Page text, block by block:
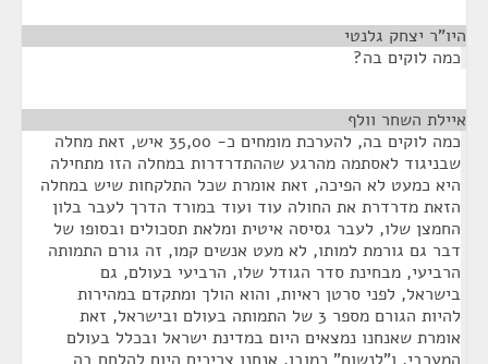
היו"ר יצחק גלנטי
כמה לוקים בה?
איילת השחר וולף
כמה לוקים בה, להערכת מומחים כ- 35,00 איש, זאת מחלה
שבניגוד לאסתמה מהרגע שההתדרדרות במחלה הזו מתחילה
היא כמעט לא הפיכה, זאת אומרת שכל התלקחות שיש במחלה
הזאת מדרדרת את החולה עוד ועוד במורד הדרך לעבר בלון
החמצן שלו, לעבר גסיסה איטית ומלאת תסכולים ובסופו של
דבר גם גורמת למותו, לא מעט אנשים קמו, זה גורם התמותה
הרביעי, מבחינת סדר הגודל שלו, הרביעי בעולם, גם
בישראל, לפני סרטן ראיות, והוא הולך ומתקדם במהירות
להיות הגורם מספר 3 של התמותה בעולם ובישראל, זאת
אומרת שאנחנו נמצאים היום במדינת ישראל ובכלל בעולם